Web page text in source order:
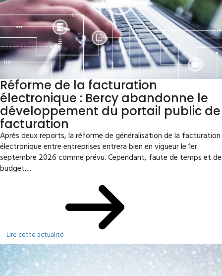
Réforme de la facturation
électronique : Bercy abandonne le
développement du portail public de
facturation
Après deux reports, la réforme de généralisation de la facturation
électronique entre entreprises entrera bien en vigueur le 1er
septembre 2026 comme prévu. Cependant, faute de temps et de
budget,...
Lire cette actualité